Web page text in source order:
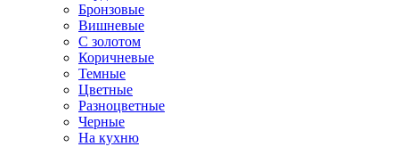
Бронзовые
Вишневые
С золотом
Коричневые
Темные
Цветные
Разноцветные
Черные
На кухню